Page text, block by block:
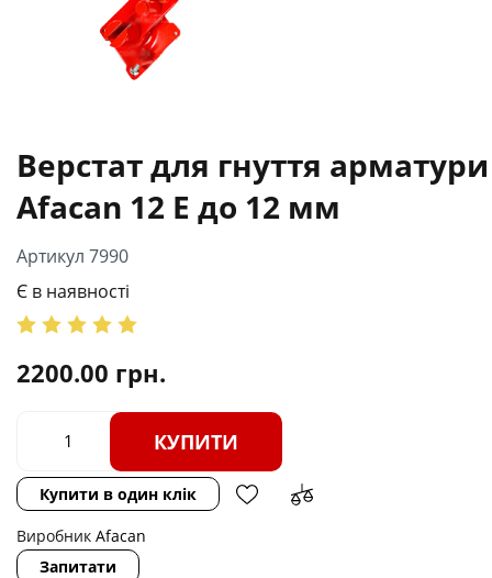
Верстат для гнуття арматури
Afacan 12 Е до 12 мм
Артикул 7990
Є в наявності
2200.00 грн.
КУПИТИ
Купити в один клік
Виробник Afacan
Запитати